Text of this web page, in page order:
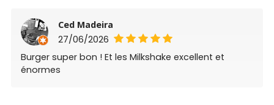
Ced Madeira
27/06/2026
Burger super bon ! Et les Milkshake excellent et
énormes